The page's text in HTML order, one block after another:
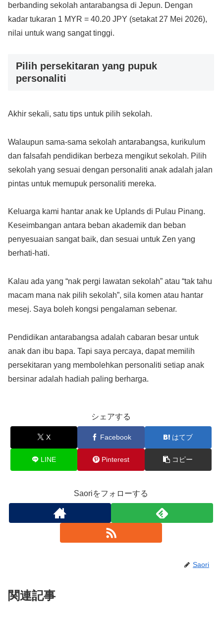
berbanding sekolah antarabangsa di Jepun. Dengan
kadar tukaran 1 MYR = 40.20 JPY (setakat 27 Mei 2026),
nilai untuk wang sangat tinggi.
Pilih persekitaran yang pupuk
personaliti
Akhir sekali, satu tips untuk pilih sekolah.
Walaupun sama-sama sekolah antarabangsa, kurikulum
dan falsafah pendidikan berbeza mengikut sekolah. Pilih
sekolah yang sesuai dengan personaliti anak adalah jalan
pintas untuk memupuk personaliti mereka.
Keluarga kami hantar anak ke Uplands di Pulau Pinang.
Keseimbangan antara beban akademik dan beban
penyesuaian sangat baik, dan sesuai untuk Zen yang
berhati-hati.
Kalau ada yang “nak pergi lawatan sekolah” atau “tak tahu
macam mana nak pilih sekolah”, sila komen atau hantar
mesej. Saya boleh kongsi pengalaman sebenar.
Pendidikan antarabangsa adalah cabaran besar untuk
anak dan ibu bapa. Tapi saya percaya, dapat memilih
persekitaran yang membolehkan personaliti setiap anak
bersinar adalah hadiah paling berharga.
シェアする
X Facebook はてブ
LINE Pinterest コピー
Saoriをフォローする
Saori
関連記事